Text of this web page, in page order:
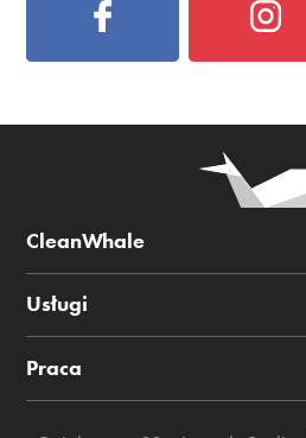
CleanWhale
Usługi
Praca